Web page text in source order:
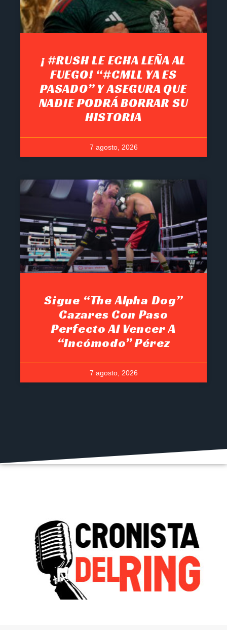
¡ #RUSH LE ECHA LEÑA AL
FUEGO! “#CMLL YA ES
PASADO” Y ASEGURA QUE
NADIE PODRÁ BORRAR SU
HISTORIA
7 agosto, 2026
Sigue “The Alpha Dog”
Cazares Con Paso
Perfecto Al Vencer A
“Incómodo” Pérez
7 agosto, 2026